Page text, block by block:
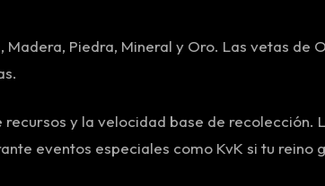
Piedra, Mineral y Oro. Las vetas de
y la velocidad base de recolección.
eventos especiales como KvK si tu reino